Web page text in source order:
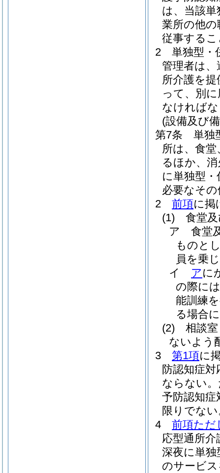
は、当該単
業所の他
従事する
2
単独型・
管理者は、
所介護を
って、別
なければ
(設備及び
第7条
単独
所は、食
るほか、
に単独型
必要なそ
2
前項に掲
(1)
食堂
ア
食堂
ものと
員を乗
イ
アに
の際に
能訓練
る場合
(2)
相談
ないよう
3
第1項に
防認知症
ならない。
予防認知
限りでな
4
前項ただ
応型通所介
深夜に単独
のサービ